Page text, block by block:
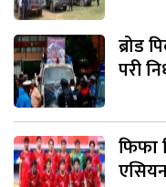
ब्रोड
परी
फिफा